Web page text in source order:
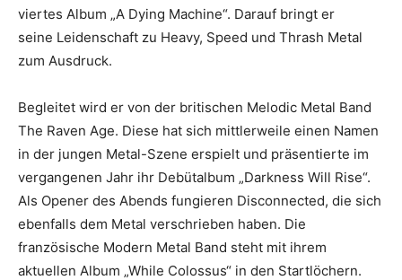
viertes Album „A Dying Machine“. Darauf bringt er
seine Leidenschaft zu Heavy, Speed und Thrash Metal
zum Ausdruck.
Begleitet wird er von der britischen Melodic Metal Band
The Raven Age. Diese hat sich mittlerweile einen Namen
in der jungen Metal-Szene erspielt und präsentierte im
vergangenen Jahr ihr Debütalbum „Darkness Will Rise“.
Als Opener des Abends fungieren Disconnected, die sich
ebenfalls dem Metal verschrieben haben. Die
französische Modern Metal Band steht mit ihrem
aktuellen Album „While Colossus“ in den Startlöchern.